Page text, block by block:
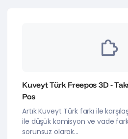
Kuveyt Türk Freepos 3D -
Pos
Artık Kuveyt Türk farkı ile
ile düşük komisyon ve vade
sorunsuz olarak...